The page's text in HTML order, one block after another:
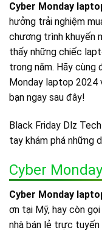
Cyber Monday
hưởng trải nghiệm
chương trình khuyến
thấy những chiếc
trong năm. Hãy cùng
Monday laptop 2024
bạn ngay sau đây!
Black Friday Dlz
tay khám phá những
Cyber
Cyber Monday
ơn tại Mỹ, hay còn
nhà bán lẻ trực